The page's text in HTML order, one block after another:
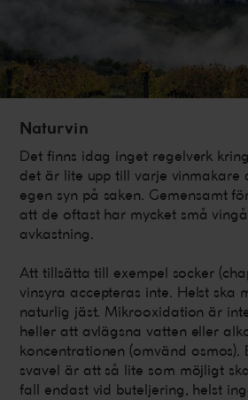
Naturvin
Det finns idag inget regelverk
det är lite upp till varje vinmakare
egen syn på saken. Gemensamt
att de oftast har mycket små
avkastning.
Att tillsätta till exempel socker
vinsyra accepteras inte. Helst ska
naturlig jäst. Mikrooxidation är
heller att avlägsna vatten eller
koncentrationen (omvänd osmos).
svavel är att så lite som möjligt
fall endast vid buteljering, helst